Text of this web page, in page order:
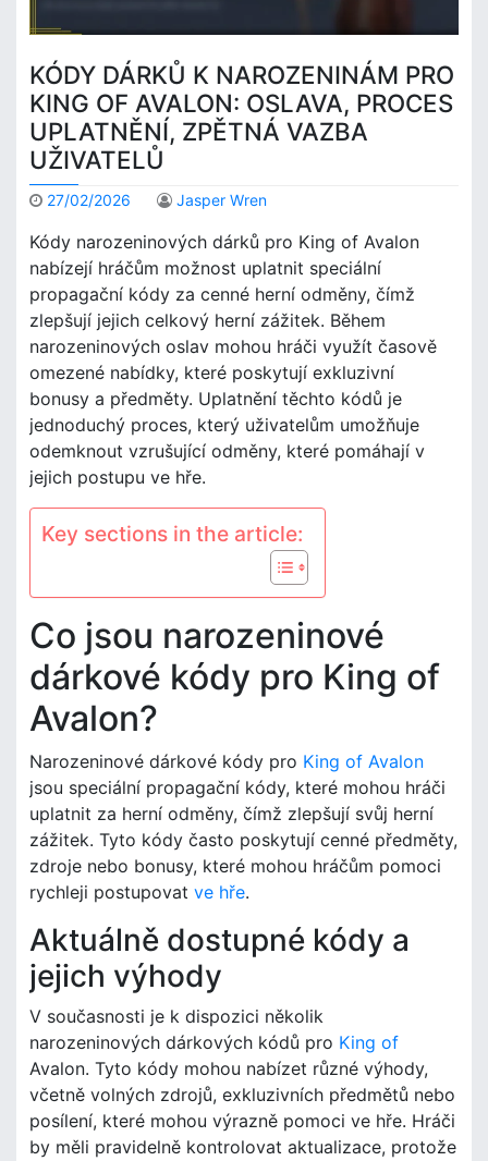
KÓDY DÁRKŮ K NAROZENINÁM PRO
KING OF AVALON: OSLAVA, PROCES
UPLATNĚNÍ, ZPĚTNÁ VAZBA
UŽIVATELŮ
27/02/2026 Jasper Wren
Kódy narozeninových dárků pro King of Avalon
nabízejí hráčům možnost uplatnit speciální
propagační kódy za cenné herní odměny, čímž
zlepšují jejich celkový herní zážitek. Během
narozeninových oslav mohou hráči využít časově
omezené nabídky, které poskytují exkluzivní
bonusy a předměty. Uplatnění těchto kódů je
jednoduchý proces, který uživatelům umožňuje
odemknout vzrušující odměny, které pomáhají v
jejich postupu ve hře.
Key sections in the article:
Co jsou narozeninové
dárkové kódy pro King of
Avalon?
Narozeninové dárkové kódy pro King of Avalon
jsou speciální propagační kódy, které mohou hráči
uplatnit za herní odměny, čímž zlepšují svůj herní
zážitek. Tyto kódy často poskytují cenné předměty,
zdroje nebo bonusy, které mohou hráčům pomoci
rychleji postupovat ve hře.
Aktuálně dostupné kódy a
jejich výhody
V současnosti je k dispozici několik
narozeninových dárkových kódů pro King of
Avalon. Tyto kódy mohou nabízet různé výhody,
včetně volných zdrojů, exkluzivních předmětů nebo
posílení, které mohou výrazně pomoci ve hře. Hráči
by měli pravidelně kontrolovat aktualizace, protože